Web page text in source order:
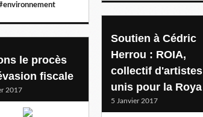
Soutien à Cédric
Herrou : ROIA,
collectif d'artistes
unis pour la Roya
5 Janvier 2017
le procès
fiscale
2017